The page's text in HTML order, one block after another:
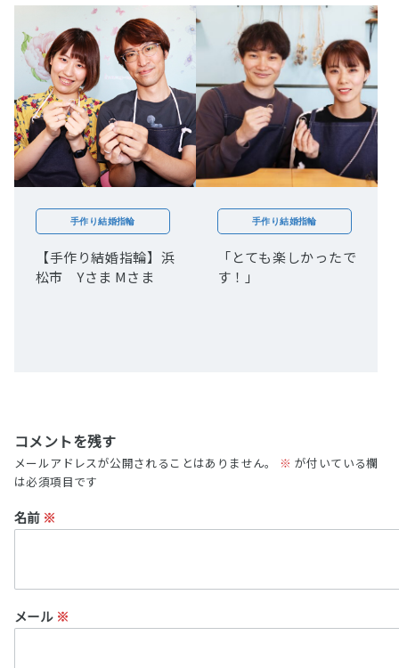
手作り結婚指輪
【手作り結婚指輪】浜
松市 Yさま Mさま
手作り結婚指輪
「とても楽しかったで
す！」
コメントを残す
メールアドレスが公開されることはありません。 ※ が付いている欄
は必須項目です
名前 ※
メール ※